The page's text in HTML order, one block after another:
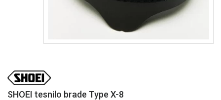
SHOEI tesnilo brade Type X-8